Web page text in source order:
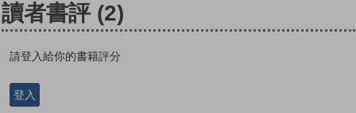
讀者書評 (2)
請登入給你的書籍評分
登入